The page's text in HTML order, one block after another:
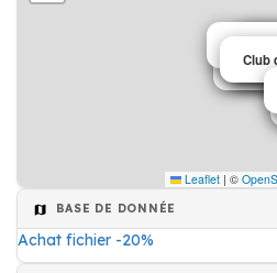
Club
Leaflet | ©
BASE DE DONNÉE
Achat fichier -20%